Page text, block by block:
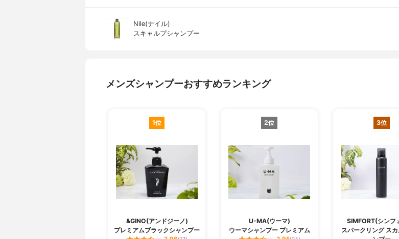
Nile(ナイル)
スキャルプシャンプー
メンズシャンプーおすすめランキング
1位
&GINO(アンドジーノ)
プレミアムブラックシャンプー
2位
U-MA(ウーマ)
ウーマシャンプー プレミアム
3位
SIMFORT(シンフ
スパークリング ス